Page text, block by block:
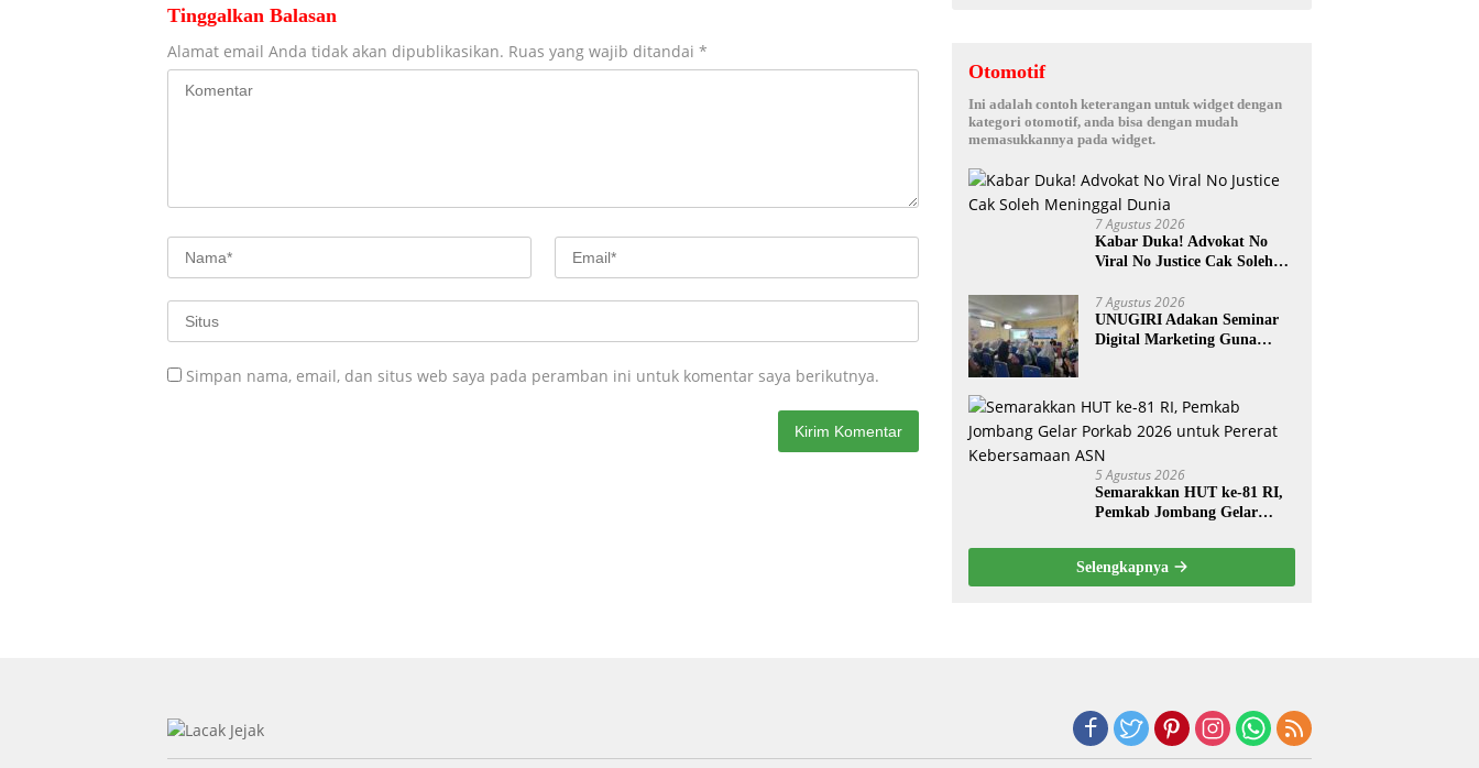
Tinggalkan Balasan
Alamat email Anda tidak akan dipublikasikan. Ruas yang wajib ditandai *
Simpan nama, email, dan situs web saya pada peramban ini untuk komentar saya berikutnya.
Otomotif
Ini adalah contoh keterangan untuk widget dengan
kategori otomotif, anda bisa dengan mudah
memasukkannya pada widget.
7 Agustus 2026
Kabar Duka! Advokat No
Viral No Justice Cak Soleh
7 Agustus 2026
UNUGIRI Adakan Seminar
Digital Marketing Guna
Desa Prangi
5 Agustus 2026
Semarakkan HUT ke-81 RI,
Pemkab Jombang Gelar
Kebersamaan ASN
Selengkapnya